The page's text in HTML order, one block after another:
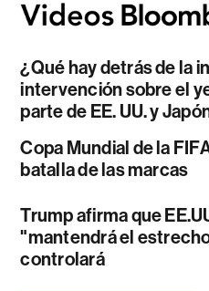
¿Qué hay detrás de la
intervención sobre el
parte de EE. UU. y
Copa Mundial de la
batalla de las marcas
Trump afirma que
"mantendrá el
controlará